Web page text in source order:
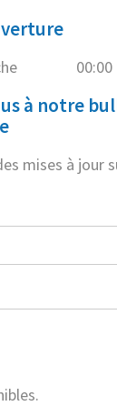
à notre
mises à jour